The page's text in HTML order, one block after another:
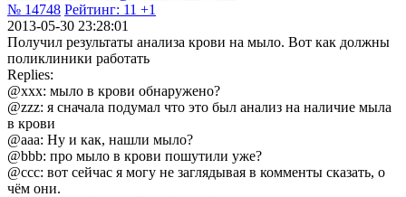
№ 14748 Рейтинг: 11 +1
2013-05-30 23:28:01
Получил результаты анализа крови на мыло. Вот как должны
поликлиники работать
Replies:
@xxx: мыло в крови обнаружено?
@zzz: я сначала подумал что это был анализ на наличие мыла
в крови
@aaa: Ну и как, нашли мыло?
@bbb: про мыло в крови пошутили уже?
@ccc: вот сейчас я могу не заглядывая в комменты сказать, о
чём они.